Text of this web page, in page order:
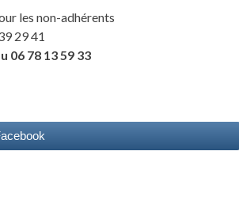
les non-adhérents
29 41
06 78 13 59 33